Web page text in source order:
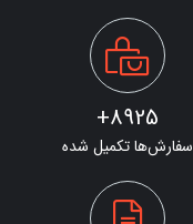
8925+
سفارش‌ها تکمیل شده